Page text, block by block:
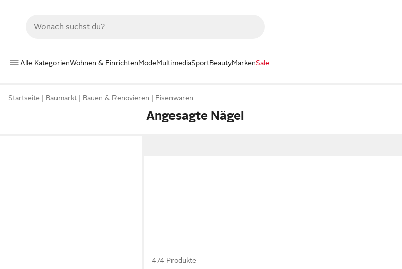
Alle KategorienWohnen & EinrichtenModeMultimediaSportBeautyMarkenSale
Startseite Baumarkt Bauen & Renovieren Eisenwaren
Angesagte Nägel
474 Produkte